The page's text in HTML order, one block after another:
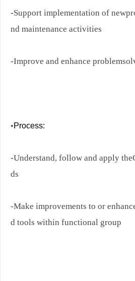
-Support implementation of
nd maintenance activities
-Improve and enhance
•Process:
-Understand, follow and apply
ds
-Make improvements to or
d tools within functional group